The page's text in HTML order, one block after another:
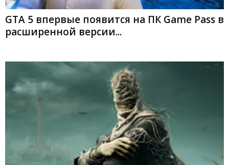
GTA 5 впервые появится на ПК Game Pass в
расширенной версии...